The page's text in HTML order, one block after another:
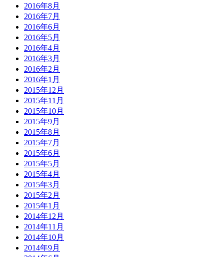
2016年8月
2016年7月
2016年6月
2016年5月
2016年4月
2016年3月
2016年2月
2016年1月
2015年12月
2015年11月
2015年10月
2015年9月
2015年8月
2015年7月
2015年6月
2015年5月
2015年4月
2015年3月
2015年2月
2015年1月
2014年12月
2014年11月
2014年10月
2014年9月